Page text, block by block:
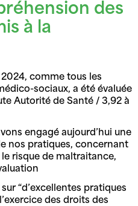
des
à la
comme tous les
sociaux, a été évaluée
Autorité de Santé / 3,92 à
engagé aujourd’hui une
nos pratiques, concernant
risque de maltraitance,
“d’excellentes pratiques
des droits des